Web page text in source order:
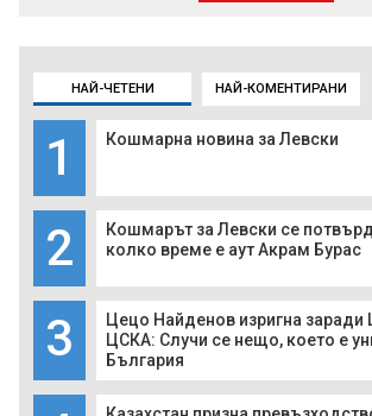
НАЙ-ЧЕТЕНИ НАЙ-КОМЕНТИРАНИ
1 Кошмарна новина за Левски
2
Кошмарът за Левски се
колко време е аут Акрам Бурас
3
Цецо Найденов изригна заради
ЦСКА: Случи се нещо, което е
България